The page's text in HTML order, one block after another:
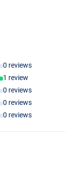
0 reviews
1 review
0 reviews
0 reviews
0 reviews